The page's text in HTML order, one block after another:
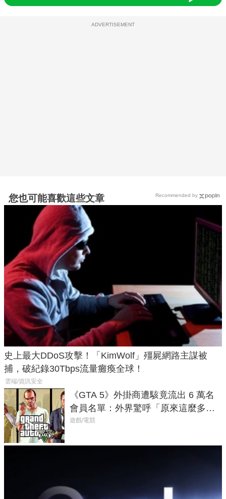
ADVERTISEMENT
您也可能喜歡這些文章
史上最大DDoS攻擊！「KimWolf」殭屍網路主謀被
捕，破紀錄30Tbps流量癱瘓全球！
雲端/資訊安全
《GTA 5》外掛商遭駭竟流出 6 萬名
會員名單：外界驚呼「原來這麼多人
在開掛！」
遊戲/電競
Recommended by